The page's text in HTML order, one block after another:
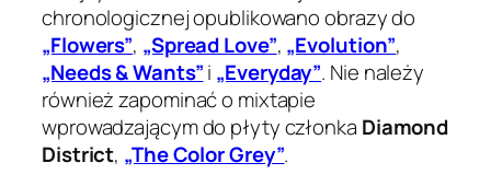
chronologicznej opublikowano obrazy do
„Flowers”, „Spread Love”, „Evolution”,
„Needs & Wants”i „Everyday”. Nie należy
również zapominać o mixtapie
wprowadzającym do płyty członka Diamond
District, „The Color Grey”.